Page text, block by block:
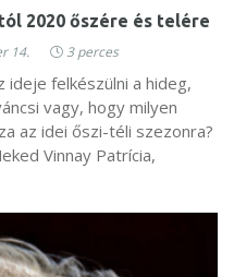
2020 őszére és telére
14. 3 perces
felkészülni a hideg,
vagy, hogy milyen
az idei őszi-téli szezonra?
Vinnay Patrícia,